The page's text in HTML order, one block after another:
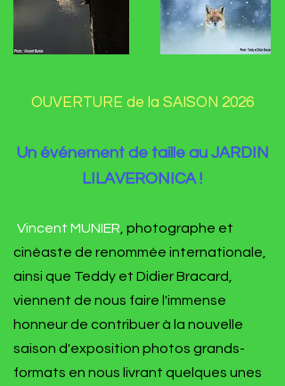
OUVERTURE de la SAISON 2026
Un événement de taille au JARDIN
LILAVERONICA !
Vincent MUNIER , photographe et
cinéaste de renommée internationale,
ainsi que Teddy et Didier Bracard,
viennent de nous faire l'immense
honneur de contribuer à la nouvelle
saison d'exposition photos grands-
formats en nous livrant quelques unes